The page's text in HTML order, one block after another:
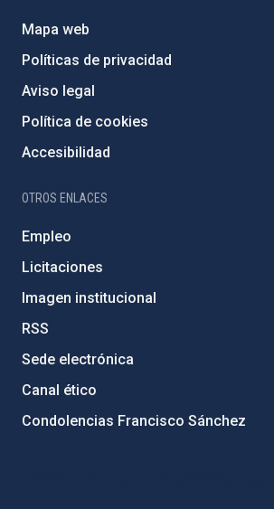
Mapa web
Políticas de privacidad
Aviso legal
Política de cookies
Accesibilidad
OTROS ENLACES
Empleo
Licitaciones
Imagen institucional
RSS
Sede electrónica
Canal ético
Condolencias Francisco Sánchez